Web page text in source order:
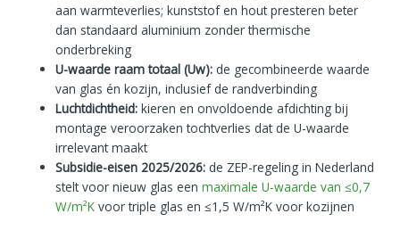
aan warmteverlies; kunststof en hout presteren beter
dan standaard aluminium zonder thermische
onderbreking
U-waarde raam totaal (Uw): de gecombineerde waarde
van glas én kozijn, inclusief de randverbinding
Luchtdichtheid: kieren en onvoldoende afdichting bij
montage veroorzaken tochtverlies dat de U-waarde
irrelevant maakt
Subsidie-eisen 2025/2026: de ZEP-regeling in Nederland
stelt voor nieuw glas eenmaximale U-waarde van ≤0,7
W/m²K voor triple glas en ≤1,5 W/m²K voor kozijnen